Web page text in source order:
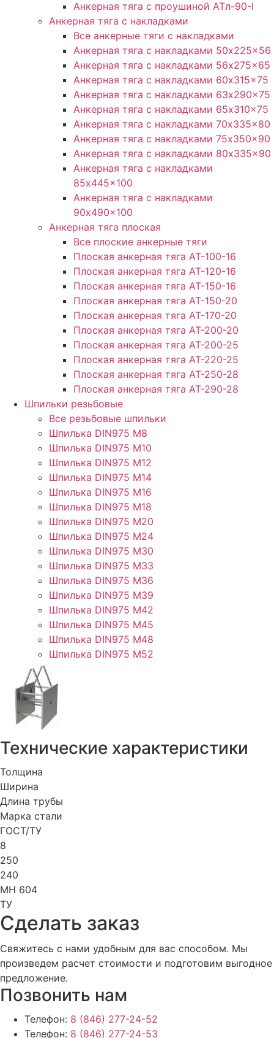
Анкерная тяга с проушиной ATл-90-l
Анкерная тяга с накладками
Все анкерные тяги с накладками
Анкерная тяга с накладками 50x225x56
Анкерная тяга с накладками 56x275x65
Анкерная тяга с накладками 60x315x75
Анкерная тяга с накладками 63x290x75
Анкерная тяга с накладками 65x310x75
Анкерная тяга с накладками 70x335x80
Анкерная тяга с накладками 75x350x90
Анкерная тяга с накладками 80x335x90
Анкерная тяга с накладками
85x445x100
Анкерная тяга с накладками
90x490x100
Анкерная тяга плоская
Все плоские анкерные тяги
Плоская анкерная тяга АТ-100-16
Плоская анкерная тяга АТ-120-16
Плоская анкерная тяга АТ-150-16
Плоская анкерная тяга АТ-150-20
Плоская анкерная тяга АТ-170-20
Плоская анкерная тяга АТ-200-20
Плоская анкерная тяга АТ-200-25
Плоская анкерная тяга АТ-220-25
Плоская анкерная тяга АТ-250-28
Плоская анкерная тяга АТ-290-28
Шпильки резьбовые
Все резьбовые шпильки
Шпилька DIN975 М8
Шпилька DIN975 М10
Шпилька DIN975 М12
Шпилька DIN975 М14
Шпилька DIN975 М16
Шпилька DIN975 М18
Шпилька DIN975 М20
Шпилька DIN975 М24
Шпилька DIN975 М30
Шпилька DIN975 М33
Шпилька DIN975 М36
Шпилька DIN975 М39
Шпилька DIN975 М42
Шпилька DIN975 М45
Шпилька DIN975 М48
Шпилька DIN975 М52
Технические характеристики
Толщина
Ширина
Длина трубы
Марка стали
ГОСТ/ТУ
8
250
240
МН 604
ТУ
Cделать заказ
Свяжитесь с нами удобным для вас способом. Мы
произведем расчет стоимости и подготовим выгодное
предложение.
Позвонить нам
Телефон: 8 (846) 277-24-52
Телефон: 8 (846) 277-24-53